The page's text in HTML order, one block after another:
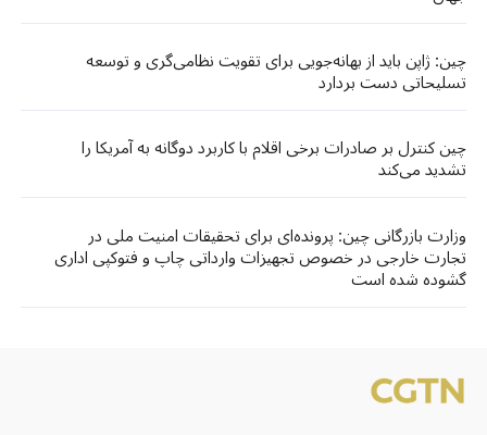
چین: ژاپن باید از بهانه‌جویی برای تقویت نظامی‌گری و توسعه
تسلیحاتی دست بردارد
چین کنترل بر صادرات برخی اقلام با کاربرد دوگانه به آمریکا را
تشدید می‌کند
وزارت بازرگانی چین: پرونده‌ای برای تحقیقات امنیت ملی در
تجارت خارجی در خصوص تجهیزات وارداتی چاپ و فتوکپی اداری
گشوده شده است